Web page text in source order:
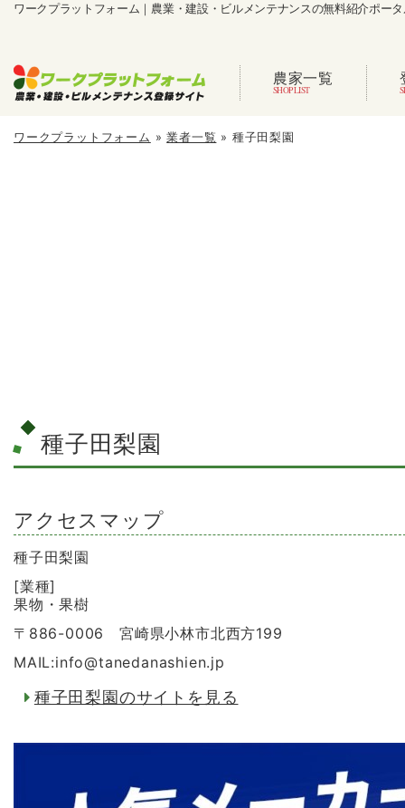
ワークプラットフォーム｜農業・建設・ビルメンテナンスの無料紹介ポー
農家一覧
ワークプラットフォーム »業者一覧 » 種子田梨園
種子田梨園
アクセスマップ
種子田梨園
[業種]
果物・果樹
〒886-0006 宮崎県小林市北西方199
MAIL:info@tanedanashien.jp
種子田梨園のサイトを見る